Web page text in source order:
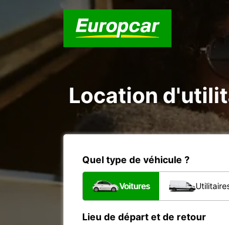
Location
Quel type de véhicule ?
Voitures
Lieu de départ et de retour